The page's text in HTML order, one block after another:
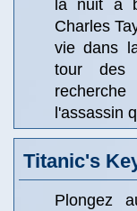
la nuit à
Charles
vie dans
tour des
l'assassin
Titanic's
Plongez